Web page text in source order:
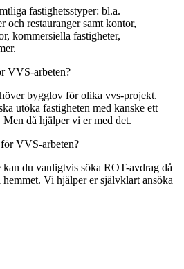
fastighetsstyper: bl.a.
och restauranger samt kontor,
kommersiella fastigheter,
VVS-arbeten?
bygglov för olika vvs-projekt.
utöka fastigheten med kanske ett
Men då hjälper vi er med det.
VVS-arbeten?
du vanligtvis söka ROT-avdrag då
Vi hjälper er självklart ansöka